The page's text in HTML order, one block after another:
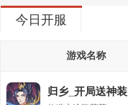
今日开服
游戏名称
归乡_开局送神装